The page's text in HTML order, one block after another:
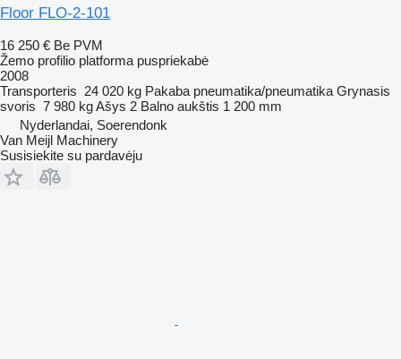
Floor FLO-2-101
16 250 € Be PVM
Žemo profilio platforma puspriekabė
2008
Transporteris 24 020 kg Pakaba pneumatika/pneumatika Grynasis
svoris 7 980 kgAšys 2 Balno aukštis 1 200 mm
Nyderlandai, Soerendonk
Van Meijl Machinery
Susisiekite su pardavėju